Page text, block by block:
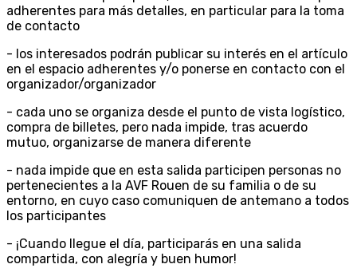
adherentes para más detalles, en particular para la toma
de contacto
- los interesados podrán publicar su interés en el artículo
en el espacio adherentes y/o ponerse en contacto con el
organizador/organizador
- cada uno se organiza desde el punto de vista logístico,
compra de billetes, pero nada impide, tras acuerdo
mutuo, organizarse de manera diferente
- nada impide que en esta salida participen personas no
pertenecientes a la AVF Rouen de su familia o de su
entorno, en cuyo caso comuniquen de antemano a todos
los participantes
- ¡Cuando llegue el día, participarás en una salida
compartida, con alegría y buen humor!